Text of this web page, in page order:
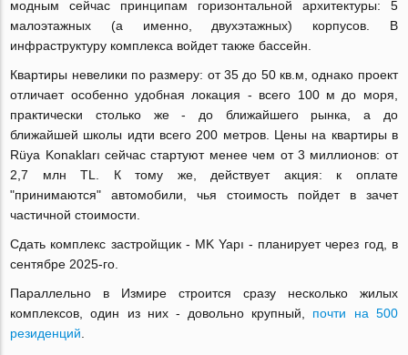
модным сейчас принципам горизонтальной архитектуры: 5
малоэтажных (а именно, двухэтажных) корпусов. В
инфраструктуру комплекса войдет также бассейн.
Квартиры невелики по размеру: от 35 до 50 кв.м, однако проект
отличает особенно удобная локация - всего 100 м до моря,
практически столько же - до ближайшего рынка, а до
ближайшей школы идти всего 200 метров. Цены на квартиры в
Rüya Konakları сейчас стартуют менее чем от 3 миллионов: от
2,7 млн TL. К тому же, действует акция: к оплате
"принимаются" автомобили, чья стоимость пойдет в зачет
частичной стоимости.
Сдать комплекс застройщик - MK Yapı - планирует через год, в
сентябре 2025-го.
Параллельно в Измире строится сразу несколько жилых
комплексов, один из них - довольно крупный, почти на 500
резиденций